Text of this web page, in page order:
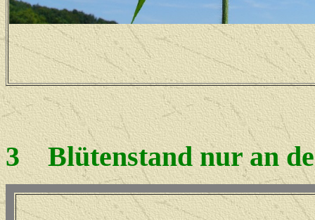
3Blütenstand nur an